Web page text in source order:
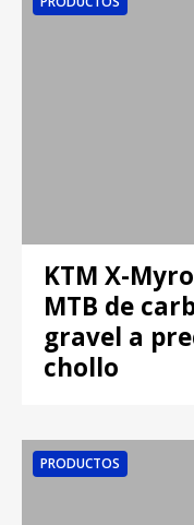
KTM X-
MTB de
gravel a
chollo
PRODUCTOS